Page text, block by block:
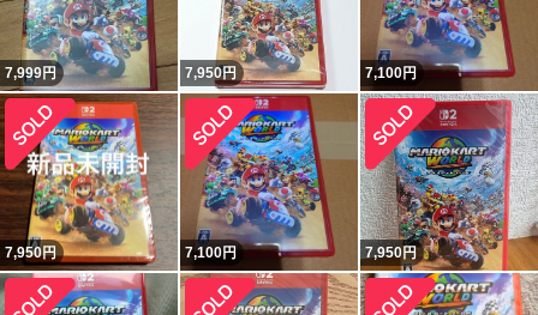
7,999円 7,950円 7,100円
7,950円 7,100円 7,950円